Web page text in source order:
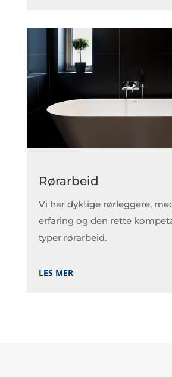
Rørarbeid
Vi har dyktige rørleggere,
erfaring og den rette
typer rørarbeid.
LES MER